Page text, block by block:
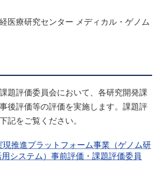
療研究センター メディカル・ゲノム
題評価委員会において、各研究開発課
後評価等の評価を実施します。課題評
記をご覧ください。
推進プラットフォーム事業（ゲノム研
システム）事前評価・課題評価委員